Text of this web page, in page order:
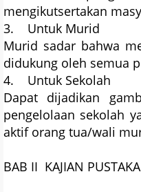
mengikutsertakan
3. Untuk Murid
Murid sadar bahwa
didukung oleh semua
4. Untuk Sekolah
Dapat dijadikan
pengelolaan sekolah
aktif orang tua/wali
BAB II KAJIAN PUSTAKA